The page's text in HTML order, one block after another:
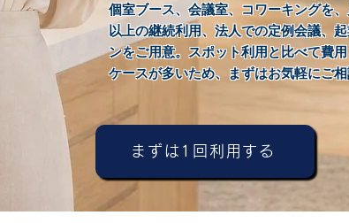
個室ブース、会議室、コワーキングを
以上の継続利用、法人での定例会議、
ンをご用意。スポット利用と比べて費
ケースが多いため、まずはお気軽にご相
まずは1回利用する